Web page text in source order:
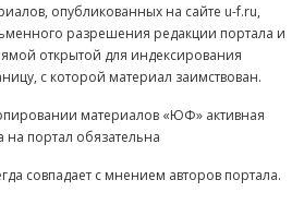
опубликованных на сайте u-f.ru,
разрешения редакции портала и
открытой для индексирования
с которой материал заимствован.
материалов «ЮФ» активная
на портал обязательна
совпадает с мнением авторов портала.